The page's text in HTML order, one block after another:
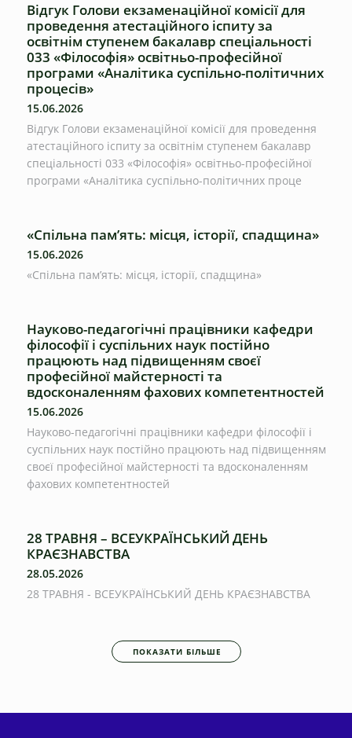
Відгук Голови екзаменаційної комісії для
проведення атестаційного іспиту за
освітнім ступенем бакалавр спеціальності
033 «Філософія» освітньо-професійної
програми «Аналітика суспільно-політичних
процесів»
15.06.2026
Відгук Голови екзаменаційної комісії для проведення
атестаційного іспиту за освітнім ступенем бакалавр
спеціальності 033 «Філософія» освітньо-професійної
програми «Аналітика суспільно-політичних проце
«Спільна пам’ять: місця, історії, спадщина»
15.06.2026
«Спільна пам’ять: місця, історії, спадщина»
Науково-педагогічні працівники кафедри
філософії і суспільних наук постійно
працюють над підвищенням своєї
професійної майстерності та
вдосконаленням фахових компетентностей
15.06.2026
Науково-педагогічні працівники кафедри філософії і
суспільних наук постійно працюють над підвищенням
своєї професійної майстерності та вдосконаленням
фахових компетентностей
28 ТРАВНЯ – ВСЕУКРАЇНСЬКИЙ ДЕНЬ
КРАЄЗНАВСТВА
28.05.2026
28 ТРАВНЯ - ВСЕУКРАЇНСЬКИЙ ДЕНЬ КРАЄЗНАВСТВА
ПОКАЗАТИ БІЛЬШЕ